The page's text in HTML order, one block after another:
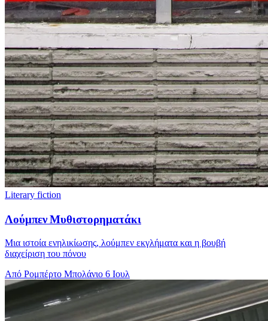
Literary fiction
Λούμπεν Μυθιστορηματάκι
Μια ιστοία ενηλικίωσης, λούμπεν εκγλήματα και η βουβή
διαχείριση του πόνου
Από Ρομπέρτο Μπολάνιο 6 Ιουλ